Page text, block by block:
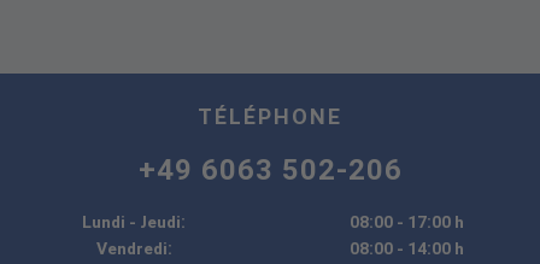
TÉLÉPHONE
+49 6063 502-206
Lundi - Jeudi:
08:00 - 17:00 h
Vendredi:
08:00 - 14:00 h